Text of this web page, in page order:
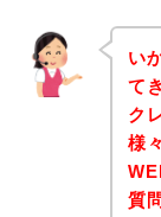
い
て
ク
様
質